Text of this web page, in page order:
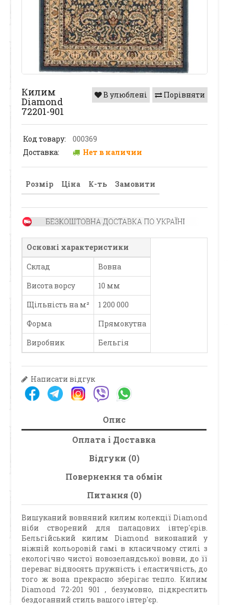
Порівняти
В улюблені
Килим
Diamond
72201-901
Код товару:
000369
Доставка:
Нет в наличии
Розмір Ціна К-ть Замовити
Основні характеристики
Склад
Вовна
Висота ворсу
10 мм
Щільність на м²
1 200 000
Форма
Прямокутна
Виробник
Бельгія
Написати відгук
Опис
Оплата і Доставка
Відгуки (0)
Повернення та обмін
Питання (0)
Вишуканий вовняний килим колекції Diamond
ніби створений для палацових інтер'єрів.
Бельгійський килим Diamond виконаний у
ніжній кольоровій гамі в класичному стилі з
екологічно чистої новозеландської вовни, до її
переваг відносять пружність і еластичність, до
того ж вона прекрасно зберігає тепло. Килим
Diamond 72-201 901 , безумовно, підкреслить
бездоганний стиль вашого інтер'єр.